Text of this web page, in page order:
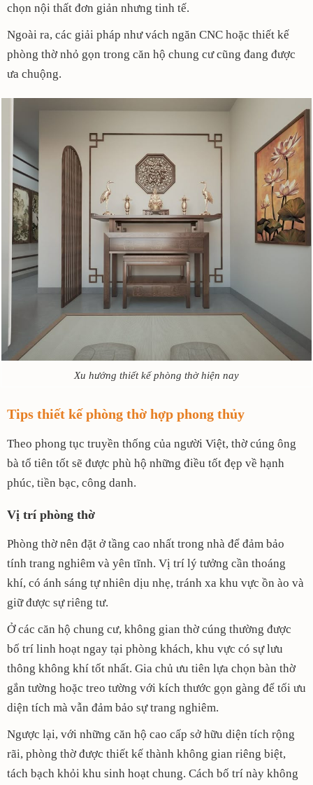
chọn nội thất đơn giản nhưng tinh tế.
Ngoài ra, các giải pháp như vách ngăn CNC hoặc thiết kế
phòng thờ nhỏ gọn trong căn hộ chung cư cũng đang được
ưa chuộng.
Xu hướng thiết kế phòng thờ hiện nay
Tips thiết kế phòng thờ hợp phong thủy
Theo phong tục truyền thống của người Việt, thờ cúng ông
bà tổ tiên tốt sẽ được phù hộ những điều tốt đẹp về hạnh
phúc, tiền bạc, công danh.
Vị trí phòng thờ
Phòng thờ nên đặt ở tầng cao nhất trong nhà để đảm bảo
tính trang nghiêm và yên tĩnh. Vị trí lý tưởng cần thoáng
khí, có ánh sáng tự nhiên dịu nhẹ, tránh xa khu vực ồn ào và
giữ được sự riêng tư.
Ở các căn hộ chung cư, không gian thờ cúng thường được
bố trí linh hoạt ngay tại phòng khách, khu vực có sự lưu
thông không khí tốt nhất. Gia chủ ưu tiên lựa chọn bàn thờ
gắn tường hoặc treo tường với kích thước gọn gàng để tối ưu
diện tích mà vẫn đảm bảo sự trang nghiêm.
Ngược lại, với những căn hộ cao cấp sở hữu diện tích rộng
rãi, phòng thờ được thiết kế thành không gian riêng biệt,
tách bạch khỏi khu sinh hoạt chung. Cách bố trí này không